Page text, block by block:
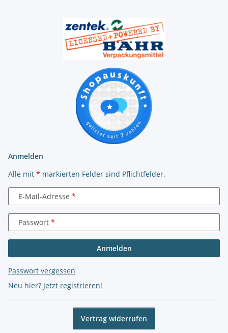
Anmelden
Alle mit * markierten Felder sind Pflichtfelder.
E-Mail-Adresse
Passwort
Anmelden
Passwort vergessen
Neu hier? Jetzt registrieren!
Vertrag widerrufen